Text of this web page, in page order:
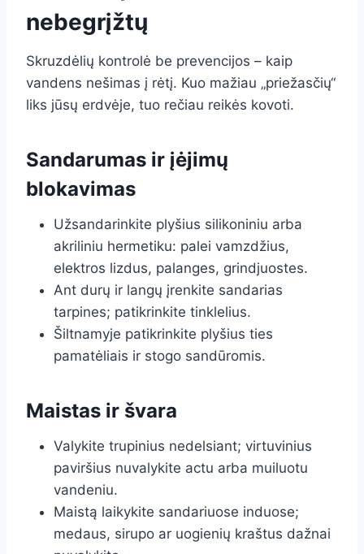
nebegrįžtų
Skruzdėlių kontrolė be prevencijos – kaip
vandens nešimas į rėtį. Kuo mažiau „priežasčių“
liks jūsų erdvėje, tuo rečiau reikės kovoti.
Sandarumas ir įėjimų
blokavimas
Užsandarinkite plyšius silikoniniu arba
akriliniu hermetiku: palei vamzdžius,
elektros lizdus, palanges, grindjuostes.
Ant durų ir langų įrenkite sandarias
tarpines; patikrinkite tinklelius.
Šiltnamyje patikrinkite plyšius ties
pamatėliais ir stogo sandūromis.
Maistas ir švara
Valykite trupinius nedelsiant; virtuvinius
paviršius nuvalykite actu arba muiluotu
vandeniu.
Maistą laikykite sandariuose induose;
medaus, sirupo ar uogienių kraštus dažnai